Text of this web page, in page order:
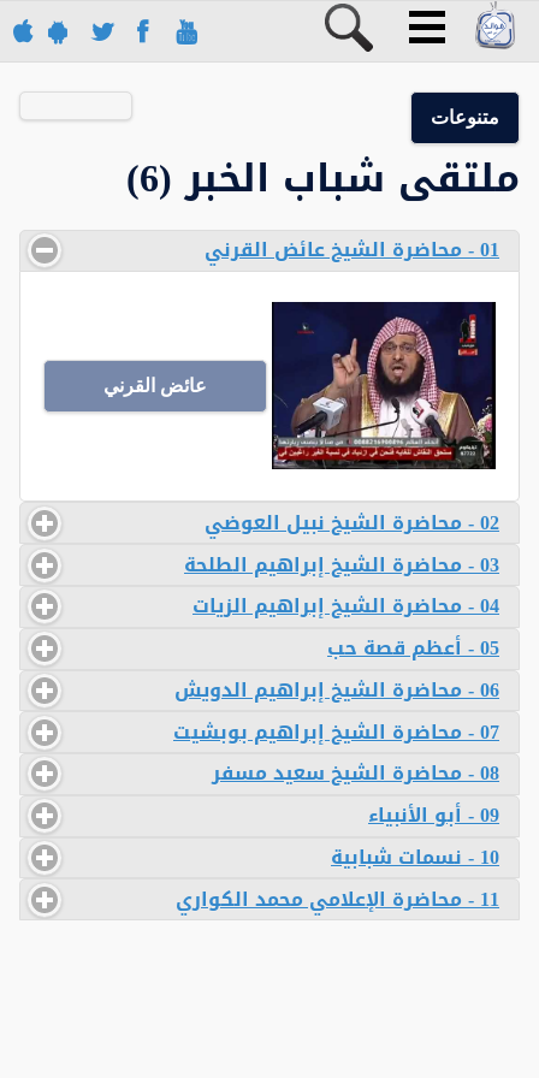
متنوعات
ملتقى شباب الخبر (6)
01 - محاضرة الشيخ عائض القرني
عائض القرني
02 - محاضرة الشيخ نبيل العوضي
03 - محاضرة الشيخ إبراهيم الطلحة
04 - محاضرة الشيخ إبراهيم الزيات
05 - أعظم قصة حب
06 - محاضرة الشيخ إبراهيم الدويش
07 - محاضرة الشيخ إبراهيم بوبشيت
08 - محاضرة الشيخ سعيد مسفر
09 - أبو الأنبياء
10 - نسمات شبابية
11 - محاضرة الإعلامي محمد الكواري